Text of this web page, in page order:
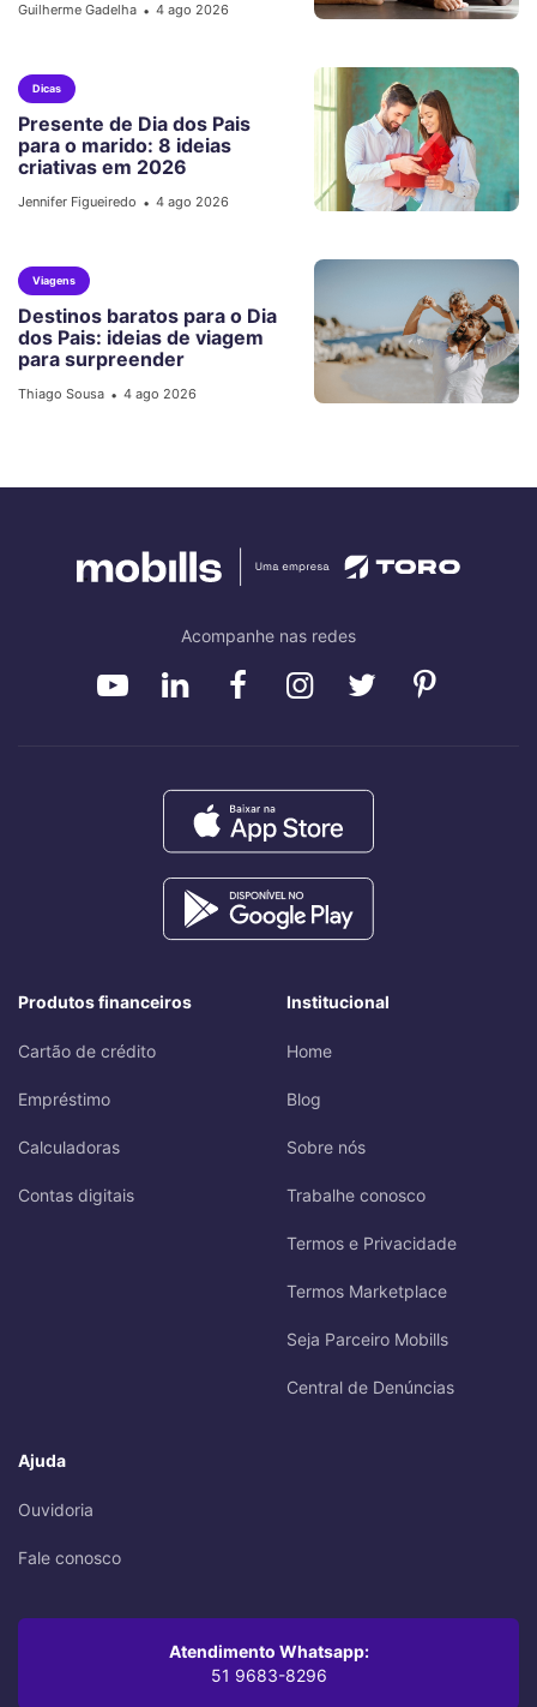
Guilherme Gadelha • 4 ago 2026
Dicas
Presente de Dia dos Pais
para o marido: 8 ideias
criativas em 2026
Jennifer Figueiredo • 4 ago 2026
Viagens
Destinos baratos para o Dia
dos Pais: ideias de viagem
para surpreender
Thiago Sousa • 4 ago 2026
Acompanhe nas redes
Produtos financeiros
Cartão de crédito
Empréstimo
Calculadoras
Contas digitais
Institucional
Home
Blog
Sobre nós
Trabalhe conosco
Termos e Privacidade
Termos Marketplace
Seja Parceiro Mobills
Central de Denúncias
Ajuda
Ouvidoria
Fale conosco
Atendimento Whatsapp:
51 9683-8296